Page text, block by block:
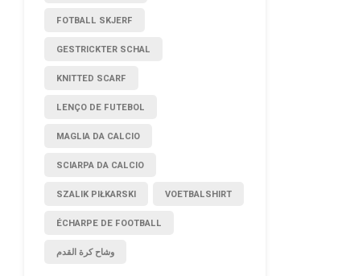
FOTBALL SKJERF
GESTRICKTER SCHAL
KNITTED SCARF
LENÇO DE FUTEBOL
MAGLIA DA CALCIO
SCIARPA DA CALCIO
SZALIK PIŁKARSKI VOETBALSHIRT
ÉCHARPE DE FOOTBALL
وشاح كرة القدم